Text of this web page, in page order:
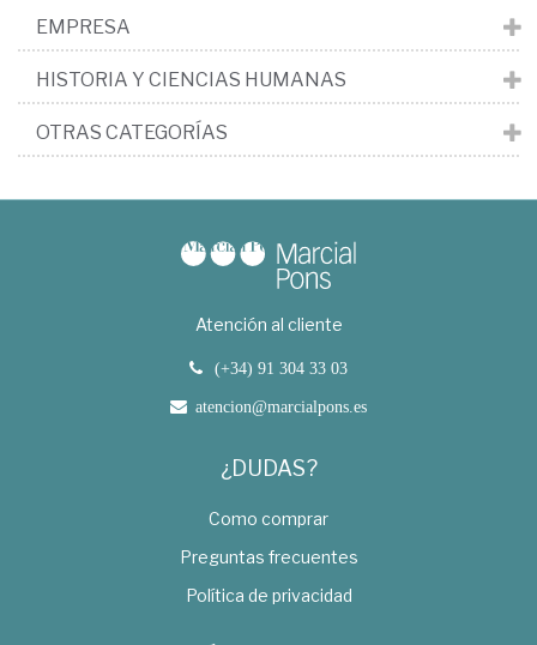
EMPRESA
HISTORIA Y CIENCIAS HUMANAS
OTRAS CATEGORÍAS
Atención al cliente
(+34) 91 304 33 03
atencion@marcialpons.es
¿DUDAS?
Como comprar
Preguntas frecuentes
Política de privacidad